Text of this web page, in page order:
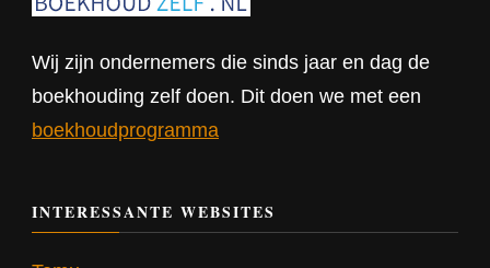
Wij zijn ondernemers die sinds jaar en dag de
boekhouding zelf doen. Dit doen we met een
boekhoudprogramma
INTERESSANTE WEBSITES